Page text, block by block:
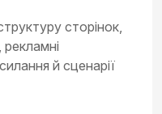
сторінок,
й сценарії